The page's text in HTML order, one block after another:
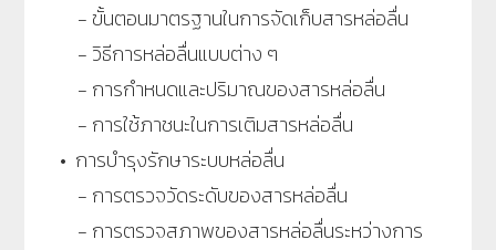
- ขั้นตอนมาตรฐานในการจัดเก็บสารหล่อลื่น
- วิธีการหล่อลื่นแบบต่าง ๆ
- การกำหนดและปริมาณของสารหล่อลื่น
- การใช้ภาชนะในการเติมสารหล่อลื่น
• การบำรุงรักษาระบบหล่อลื่น
- การตรวจวัดระดับของสารหล่อลื่น
- การตรวจสภาพของสารหล่อลื่นระหว่างการ